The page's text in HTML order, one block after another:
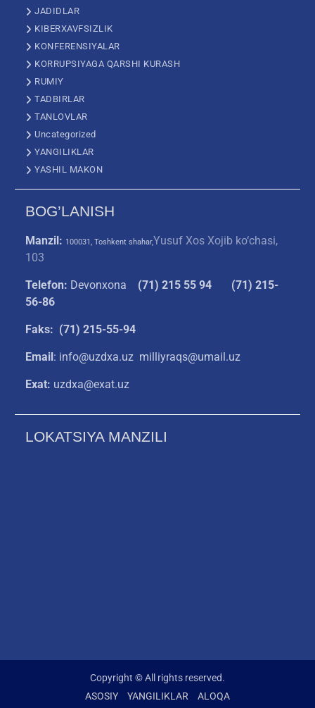
JADIDLAR
KIBERXAVFSIZLIK
KONFERENSIYALAR
KORRUPSIYAGA QARSHI KURASH
RUMIY
TADBIRLAR
TANLOVLAR
Uncategorized
YANGILIKLAR
YASHIL MAKON
BOG’LANISH
Manzil: 100031, Toshkent shahar,Yusuf Xos Xojib ko‘chasi,
103
Telefon: Devonxona (71) 215 55 94
(71) 215-
56-86
Faks: (71) 215-55-94
Email : info@uzdxa.uz milliyraqs@umail.uz
Exat: uzdxa@exat.uz
LOKATSIYA MANZILI
Copyright © All rights reserved.
ASOSIY
YANGILIKLAR ALOQA